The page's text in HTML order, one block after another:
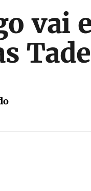
vai